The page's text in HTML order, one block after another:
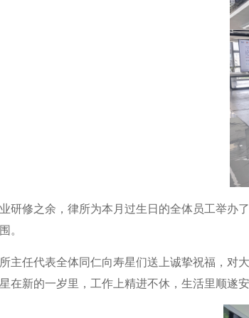
研修之余，律所为本月过生日的全体员工举办
。
主任代表全体同仁向寿星们送上诚挚祝福，对
在新的一岁里，工作上精进不休，生活里顺遂